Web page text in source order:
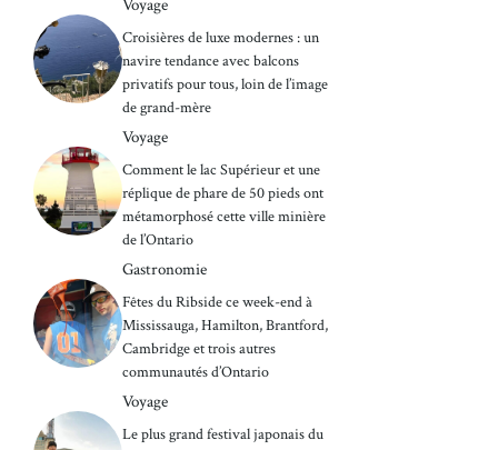
Voyage
Croisières de luxe modernes : un
navire tendance avec balcons
privatifs pour tous, loin de l’image
de grand-mère
Voyage
Comment le lac Supérieur et une
réplique de phare de 50 pieds ont
métamorphosé cette ville minière
de l’Ontario
Gastronomie
Fêtes du Ribside ce week-end à
Mississauga, Hamilton, Brantford,
Cambridge et trois autres
communautés d’Ontario
Voyage
Le plus grand festival japonais du